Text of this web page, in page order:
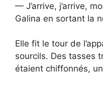
— J’arrive, j’arrive,
Galina en sortant la
Elle fit le tour de
sourcils. Des tasses
étaient chiffonnés,